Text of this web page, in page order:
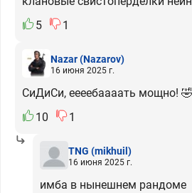
5
1
Nazar(Nazarov)
16 июня 2025 г.
СиДиСи, еееебаааать мощно!
10
1
TNG (mikhuil)
16 июня 2025 г.
имба в нынешнем рандоме